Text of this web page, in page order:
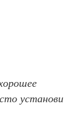
установи